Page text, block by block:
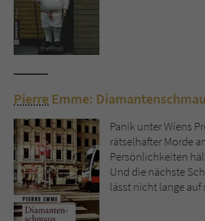
Pierre Emme:
Panik unter Wiens
rätselhafter Morde
Persönlichkeiten
Und die nächste
lässt nicht lange auf
Name tx_pwcomments_ahash
Anbieter Literatur-Couch Medien
Zweck Cookie für Kommentare
Name fe_typo_user
Anbieter Literatur-Couch Medien